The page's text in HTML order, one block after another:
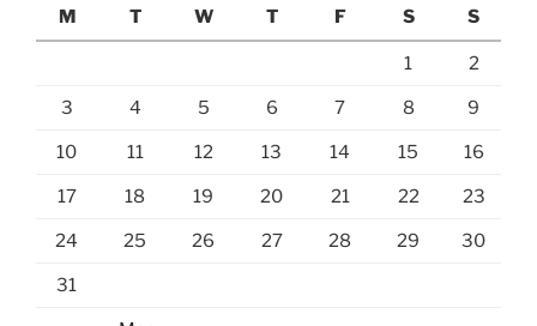
M
T W T F S S
1 2
3 4 5 6 7 8 9
10 11 12 13 14 15 16
17 18 19 20 21 22 23
24 25 26 27 28 29 30
31